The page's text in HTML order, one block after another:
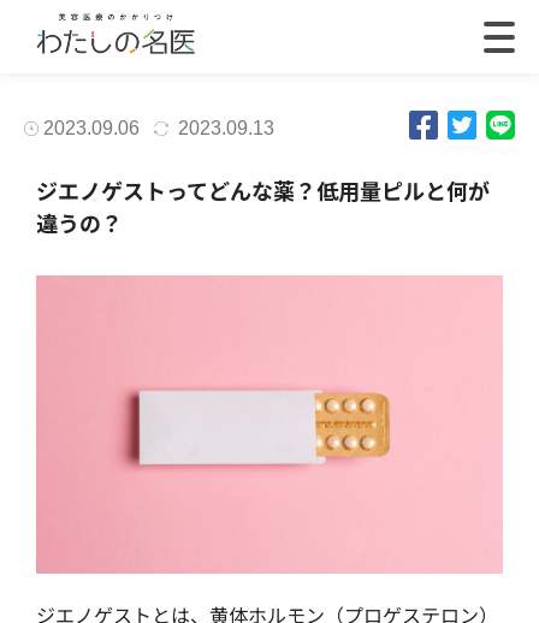
2023.09.06 2023.09.13
ジエノゲストってどんな薬？低用量ピルと何が
違うの？
ジエノゲストとは、黄体ホルモン（プロゲステロン）